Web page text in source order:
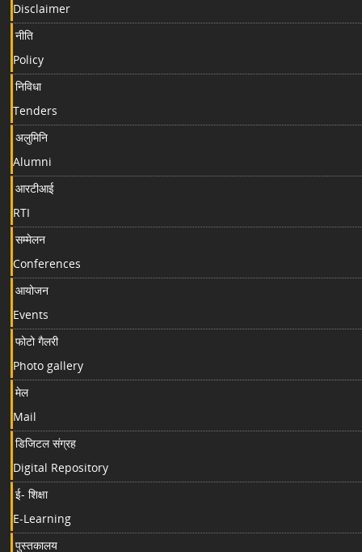
Disclaimer
नीति
Policy
निविधा
Tenders
अलुमिनि
Alumni
आरटीआई
RTI
सम्मेलन
Conferences
आयोजन
Events
फोटो गैलरी
Photo gallery
मेल
Mail
डिजिटल संग्रह
Digital Repository
ई- शिक्षा
E-Learning
पुस्तकालय